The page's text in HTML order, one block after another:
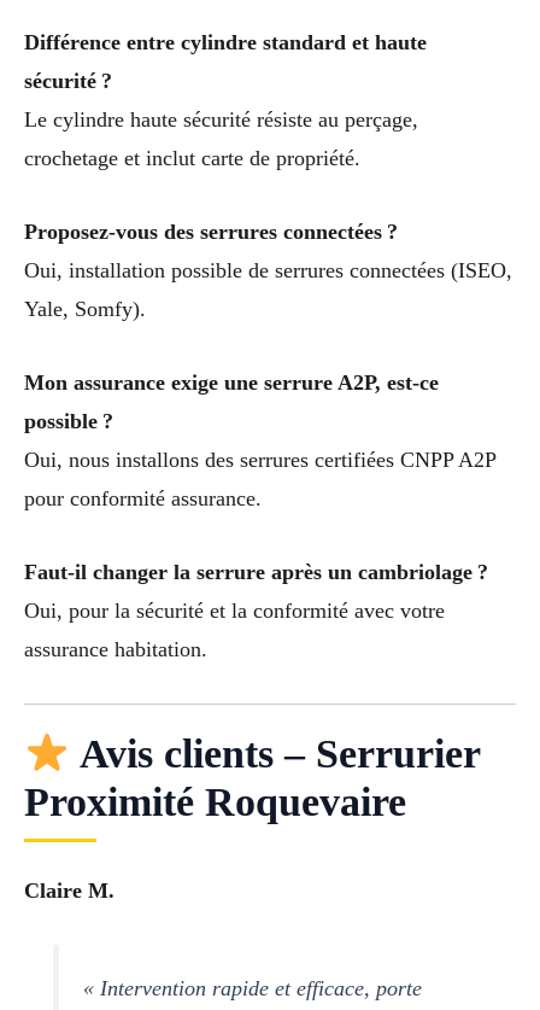
Différence entre cylindre standard et haute
sécurité ?
Le cylindre haute sécurité résiste au perçage,
crochetage et inclut carte de propriété.
Proposez-vous des serrures connectées ?
Oui, installation possible de serrures connectées (ISEO,
Yale, Somfy).
Mon assurance exige une serrure A2P, est-ce
possible ?
Oui, nous installons des serrures certifiées CNPP A2P
pour conformité assurance.
Faut-il changer la serrure après un cambriolage ?
Oui, pour la sécurité et la conformité avec votre
assurance habitation.
Avis clients – Serrurier
Proximité Roquevaire
Claire M.
« Intervention rapide et efficace, porte